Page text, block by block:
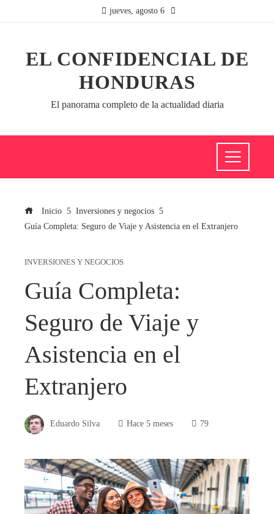
jueves, agosto 6
EL CONFIDENCIAL DE
HONDURAS
El panorama completo de la actualidad diaria
Inicio
Inversiones y negocios
Guía Completa: Seguro de Viaje y Asistencia en el Extranjero
INVERSIONES Y NEGOCIOS
Guía Completa:
Seguro de Viaje y
Asistencia en el
Extranjero
Eduardo Silva Hace 5 meses 79